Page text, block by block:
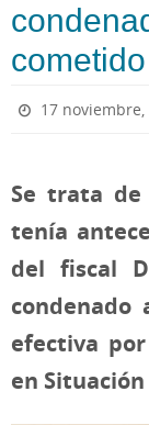
17 noviembre,
Se trata de
tenía
del fiscal
condenado
efectiva
en